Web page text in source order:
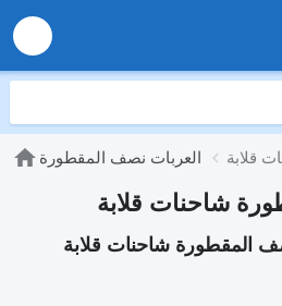
العربات نصف المقطورة قلابة
شاحنات قلابة
المقطورة شاحنات قلابة